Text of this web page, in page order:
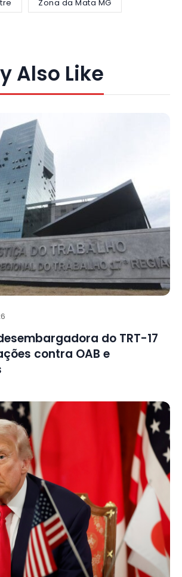
Zona da Mata MG
Also Like
do TRT-17
contra OAB e